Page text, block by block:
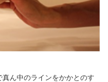
ん中のラインをかかとのす